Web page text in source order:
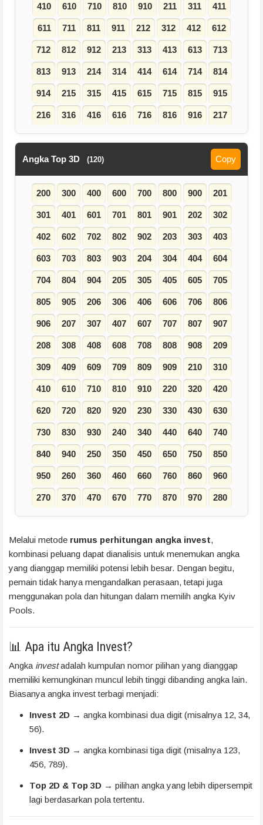
410 610 710 810 910 211 311 411
611 711 811 911 212 312 412 612
712 812 912 213 313 413 613 713
813 913 214 314 414 614 714 814
914 215 315 415 615 715 815 915
216 316 416 616 716 816 916 217
Angka Top 3D (120) Copy
200 300 400 600 700 800 900 201
301 401 601 701 801 901 202 302
402 602 702 802 902 203 303 403
603 703 803 903 204 304 404 604
704 804 904 205 305 405 605 705
805 905 206 306 406 606 706 806
906 207 307 407 607 707 807 907
208 308 408 608 708 808 908 209
309 409 609 709 809 909 210 310
410 610 710 810 910 220 320 420
620 720 820 920 230 330 430 630
730 830 930 240 340 440 640 740
840 940 250 350 450 650 750 850
950 260 360 460 660 760 860 960
270 370 470 670 770 870 970 280
Melalui metode rumus perhitungan angka invest,
kombinasi peluang dapat dianalisis untuk menemukan angka
yang dianggap memiliki potensi lebih besar. Dengan begitu,
pemain tidak hanya mengandalkan perasaan, tetapi juga
menggunakan pola dan hitungan dalam memilih angka Kyiv
Pools.
📊 Apa itu Angka Invest?
Angka investadalah kumpulan nomor pilihan yang dianggap
memiliki kemungkinan muncul lebih tinggi dibanding angka lain.
Biasanya angka invest terbagi menjadi:
Invest 2D → angka kombinasi dua digit (misalnya 12, 34,
56).
Invest 3D → angka kombinasi tiga digit (misalnya 123,
456, 789).
Top 2D & Top 3D → pilihan angka yang lebih dipersempit
lagi berdasarkan pola tertentu.